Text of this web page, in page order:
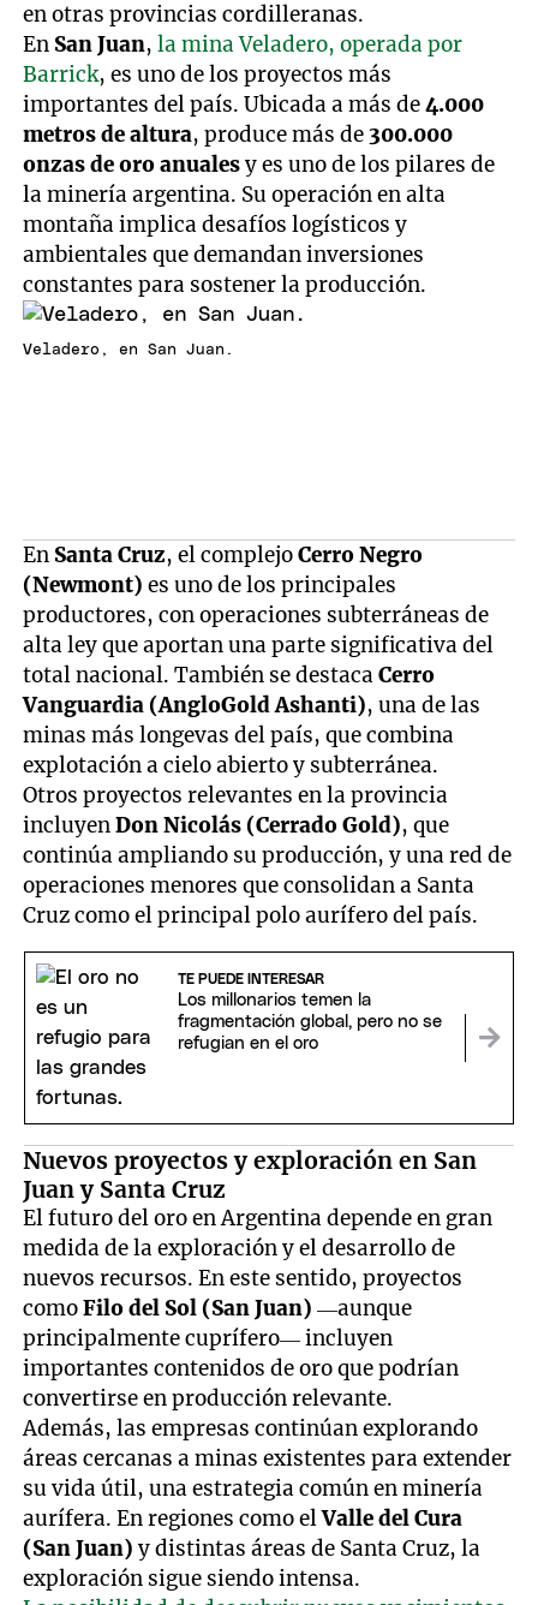
en otras provincias cordilleranas.
En San Juan,la mina Veladero, operada por
Barrick, es uno de los proyectos más
importantes del país. Ubicada a más de4.000
metros de altura, produce más de 300.000
onzas de oro anualesy es uno de los pilares de
la minería argentina. Su operación en alta
montaña implica desafíos logísticos y
ambientales que demandan inversiones
constantes para sostener la producción.
Veladero, en San Juan.
En Santa Cruz, el complejoCerro Negro
(Newmont) es uno de los principales
productores, con operaciones subterráneas de
alta ley que aportan una parte significativa del
total nacional. También se destacaCerro
Vanguardia (AngloGold Ashanti), una de las
minas más longevas del país, que combina
explotación a cielo abierto y subterránea.
Otros proyectos relevantes en la provincia
incluyenDon Nicolás (Cerrado Gold), que
continúa ampliando su producción, y una red de
operaciones menores que consolidan a Santa
Cruz como el principal polo aurífero del país.
TE PUEDE INTERESAR
Los millonarios temen la
fragmentación global, pero no se
refugian en el oro
Nuevos proyectos y exploración en San
Juan y Santa Cruz
El futuro del oro en Argentina depende en gran
medida de la exploración y el desarrollo de
nuevos recursos. En este sentido, proyectos
comoFilo del Sol (San Juan) —aunque
principalmente cuprífero— incluyen
importantes contenidos de oro que podrían
convertirse en producción relevante.
Además, las empresas continúan explorando
áreas cercanas a minas existentes para extender
su vida útil, una estrategia común en minería
aurífera. En regiones como elValle del Cura
(San Juan) y distintas áreas de Santa Cruz, la
exploración sigue siendo intensa.